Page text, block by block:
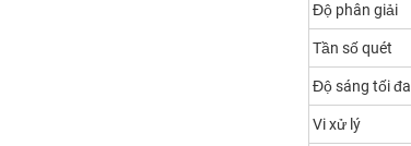
Độ phân giải
Tần số quét
Độ sáng tối đa
Vi xử lý